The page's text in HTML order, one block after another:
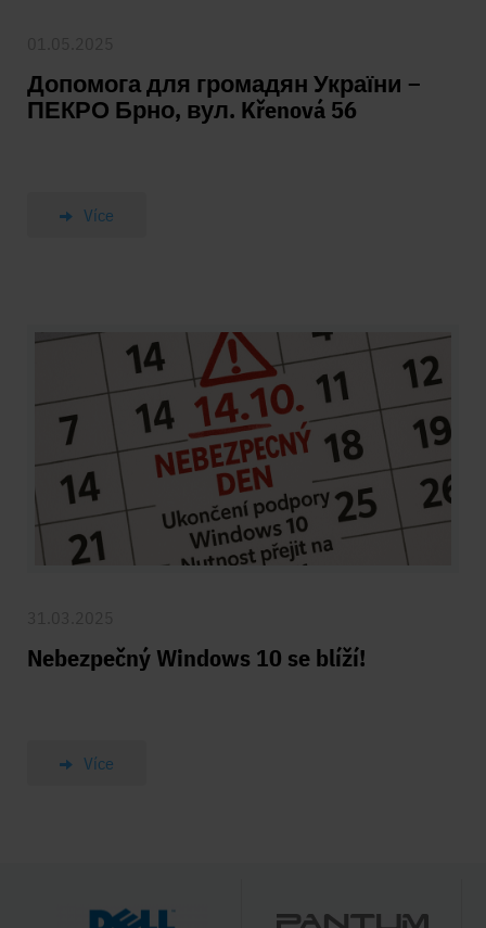
Допомога для громадян України –
ПЕКРО Брно, вул. Křenová 56
Více
Nebezpečný Windows 10 se blíží!
Více